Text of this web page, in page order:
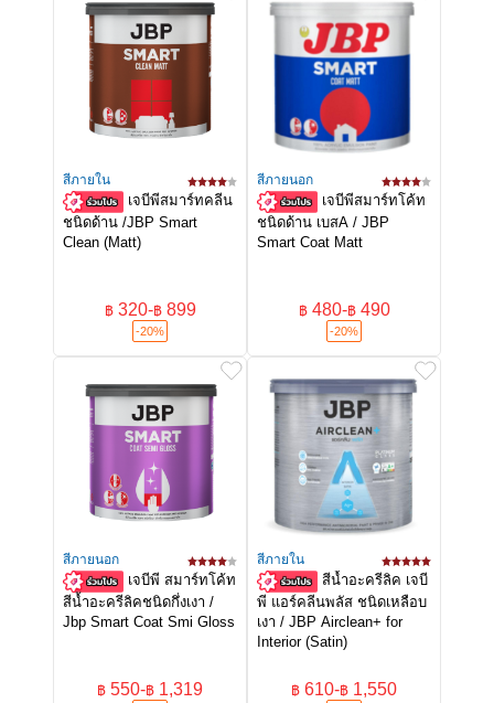
สีภายใน
เจบีพีสมาร์ทคลีน
ชนิดด้าน /JBP Smart
Clean (Matt)
฿ 320-฿ 899
-20%
สีภายนอก
เจบีพีสมาร์ทโค้ท
ชนิดด้าน เบสA / JBP
Smart Coat Matt
฿ 480-฿ 490
-20%
สีภายนอก
เจบีพี สมาร์ทโค้ท
สีน้ำอะครีลิคชนิดกึ่งเงา /
Jbp Smart Coat Smi Gloss
฿ 550-฿ 1,319
สีภายใน
สีน้ำอะครีลิค เจบี
พี แอร์คลีนพลัส ชนิดเหลือบ
เงา / JBP Airclean+ for
Interior (Satin)
฿ 610-฿ 1,550